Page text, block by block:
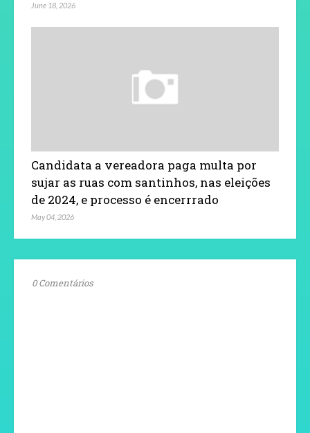
June 18, 2026
Candidata a vereadora paga multa por
sujar as ruas com santinhos, nas eleições
de 2024, e processo é encerrrado
May 04, 2026
0 Comentários